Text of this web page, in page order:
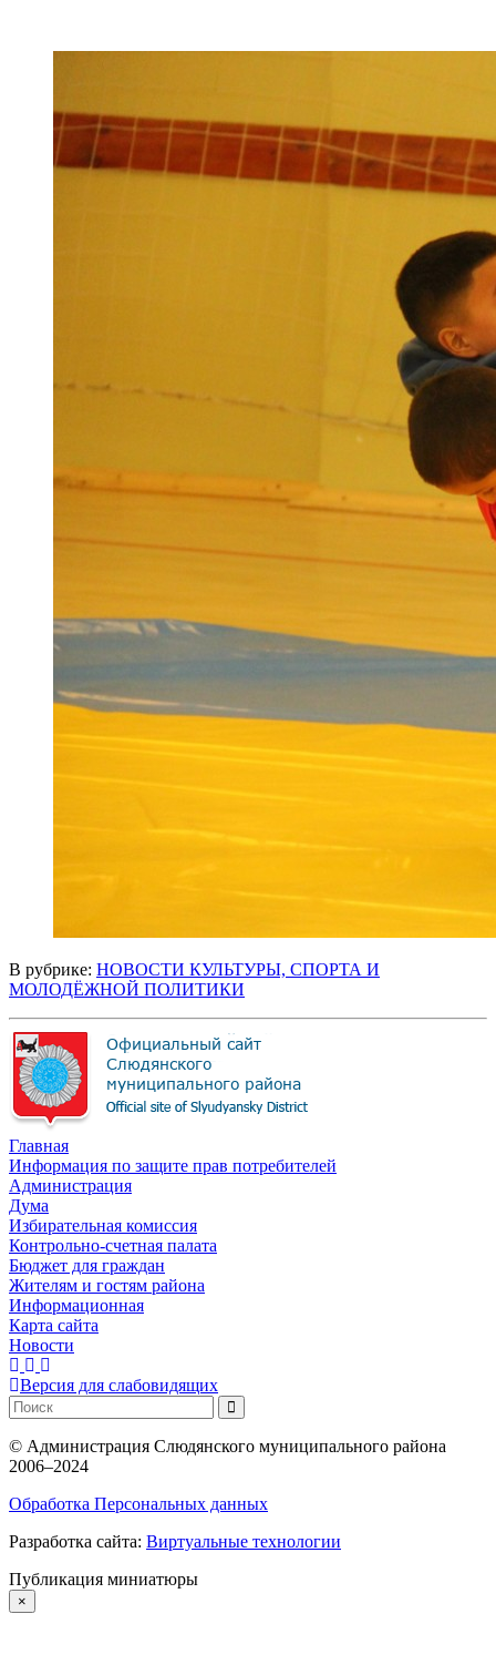
В рубрике: НОВОСТИ КУЛЬТУРЫ, СПОРТА И
МОЛОДЁЖНОЙ ПОЛИТИКИ
Главная
Информация по защите прав потребителей
Администрация
Дума
Избирательная комиссия
Контрольно-счетная палата
Бюджет для граждан
Жителям и гостям района
Информационная
Карта сайта
Новости
Версия для слабовидящих
© Администрация Слюдянского муниципального района
2006–2024
Обработка Персональных данных
Разработка сайта: Виртуальные технологии
Публикация миниатюры
×